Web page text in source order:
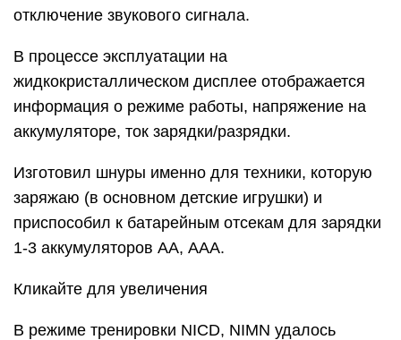
отключение звукового сигнала.
В процессе эксплуатации на
жидкокристаллическом дисплее отображается
информация о режиме работы, напряжение на
аккумуляторе, ток зарядки/разрядки.
Изготовил шнуры именно для техники, которую
заряжаю (в основном детские игрушки) и
приспособил к батарейным отсекам для зарядки
1-3 аккумуляторов АА, ААА.
Кликайте для увеличения
В режиме тренировки NICD, NIMN удалось